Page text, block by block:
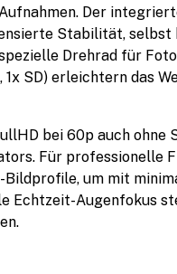
Der
Stabilität, selbst
Drehrad für
SD) erleichtern das
bei 60p auch ohne
Für professionelle
Bildprofile, um mit
Echtzeit-Augenfokus